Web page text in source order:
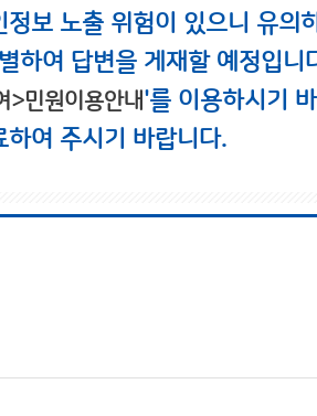
보 노출 위험이 있으니 유의
하여 답변을 게재할 예정입니
>민원이용안내'를 이용하시기
여 주시기 바랍니다.